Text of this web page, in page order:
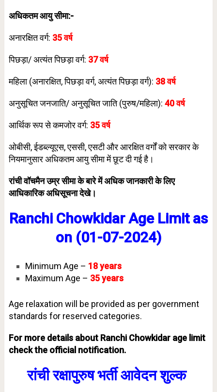
अधिकतम आयु सीमा:-
अनारक्षित वर्ग: 35वर्ष
पिछड़ा/ अत्यंत पिछड़ा वर्ग: 37वर्ष
महिला (अनारक्षित, पिछड़ा वर्ग, अत्यंत पिछड़ा वर्ग): 38वर्ष
अनुसूचित जनजाति/ अनुसूचित जाति (पुरुष/महिला): 40वर्ष
आर्थिक रूप से कमजोर वर्ग: 35 वर्ष
ओबीसी, ईडब्ल्यूएस, एससी, एसटी और आरक्षित वर्गों को सरकार के
नियमानुसार अधिकतम आयु सीमा में छूट दी गई है।
रांची वॉचमैन उम्र सीमा के बारे में अधिक जानकारी के लिए
आधिकारिक अधिसूचना देखे।
Ranchi ChowkidarAge Limit as
on (01-07-2024)
Minimum Age – 18years
Maximum Age – 35years
Age relaxation will be provided as per government
standards for reserved categories.
For more details about Ranchi Chowkidar age limit
check the official notification.
रांची रक्षापुरुष भर्ती आवेदन शुल्क